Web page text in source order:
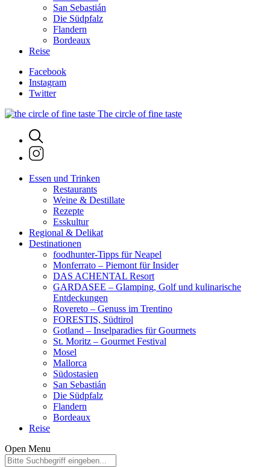
San Sebastián
Die Südpfalz
Flandern
Bordeaux
Reise
Facebook
Instagram
Twitter
The circle of fine taste
Essen und Trinken
Restaurants
Weine & Destillate
Rezepte
Esskultur
Regional & Delikat
Destinationen
foodhunter-Tipps für Neapel
Monferrato – Piemont für Insider
DAS ACHENTAL Resort
GARDASEE – Glamping, Golf und kulinarische
Entdeckungen
Rovereto – Genuss im Trentino
FORESTIS, Südtirol
Gotland – Inselparadies für Gourmets
St. Moritz – Gourmet Festival
Mosel
Mallorca
Südostasien
San Sebastián
Die Südpfalz
Flandern
Bordeaux
Reise
Open Menu